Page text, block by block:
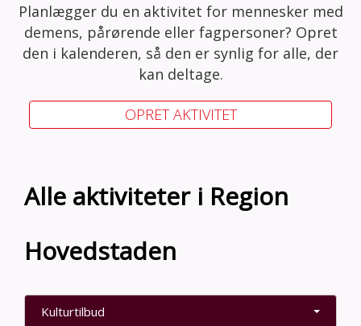
Planlægger du en aktivitet for mennesker med
demens, pårørende eller fagpersoner? Opret
den i kalenderen, så den er synlig for alle, der
kan deltage.
OPRET AKTIVITET
Alle aktiviteter i Region
Hovedstaden
Kulturtilbud